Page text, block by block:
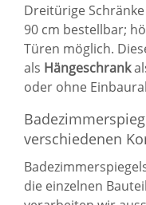
Dreitürige
90 cm bestellbar;
Türen möglich.
als Hängeschrank
oder ohne
verschiedenen
die einzelnen